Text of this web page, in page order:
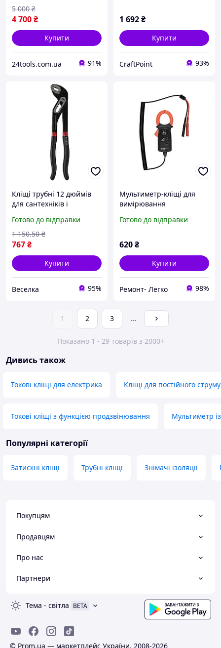
4 700₴
5 000 ₴
Купити
24tools.com.ua 91%
1 692₴
Купити
CraftPoint 93%
Кліщі трубні 12 дюймів
для сантехніків і
з трубами різного
діаметра FLAME
Готово до відправки
767₴
1 150.50 ₴
Купити
Веселка 95%
Мультиметр-кліщі для
вимірювання
YATO 0-600 А змінного
Готово до відправки
620₴
Купити
Ремонт- Легко 98%
1 2 3 ...
Показано 1 - 29 товарів з 2000+
Дивись також
Токові кліщі для електрика Кліщі для постійного струму
Токові кліщі з функцією продзвінювання Мультиметр
Популярні категорії
Затискні кліщі Трубні кліщі Знімачі ізоляції
Покупцям
Продавцям
Про нас
Партнери
Тема - світла BETA
© Prom.ua — маркетплейс України, 2008-2026